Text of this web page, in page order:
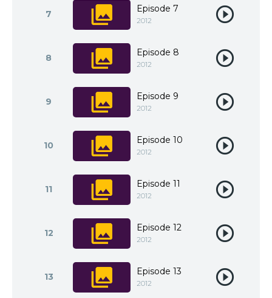
7 Episode 7
2012
8 Episode 8
2012
9 Episode 9
2012
10 Episode 10
2012
11 Episode 11
2012
12 Episode 12
2012
13 Episode 13
2012